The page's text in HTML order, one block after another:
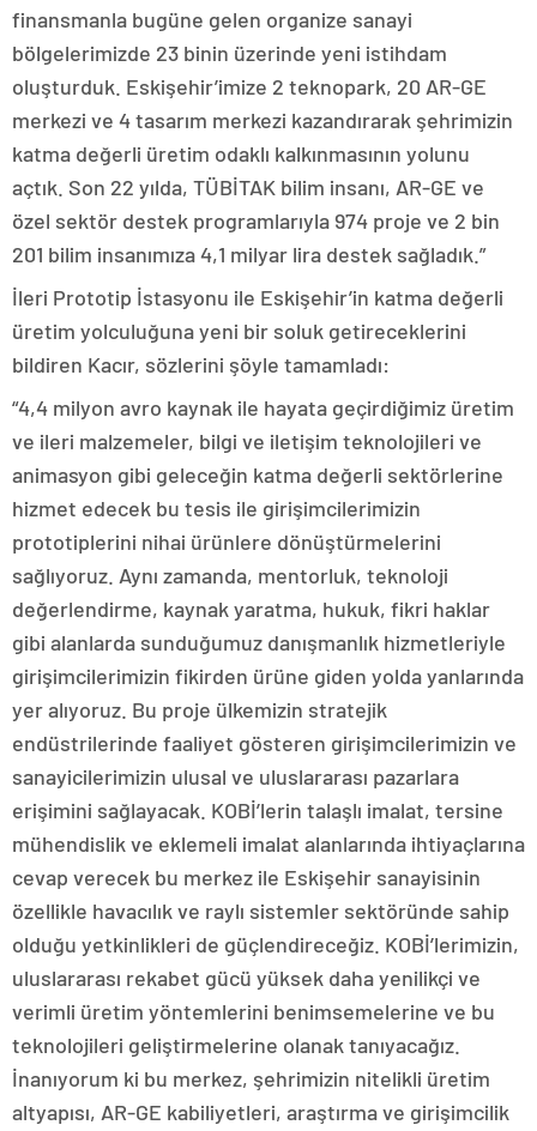
finansmanla bugüne gelen organize sanayi
bölgelerimizde 23 binin üzerinde yeni istihdam
oluşturduk. Eskişehir’imize 2 teknopark, 20 AR-GE
merkezi ve 4 tasarım merkezi kazandırarak şehrimizin
katma değerli üretim odaklı kalkınmasının yolunu
açtık. Son 22 yılda, TÜBİTAK bilim insanı, AR-GE ve
özel sektör destek programlarıyla 974 proje ve 2 bin
201 bilim insanımıza 4,1 milyar lira destek sağladık.”
İleri Prototip İstasyonu ile Eskişehir’in katma değerli
üretim yolculuğuna yeni bir soluk getireceklerini
bildiren Kacır, sözlerini şöyle tamamladı:
“4,4 milyon avro kaynak ile hayata geçirdiğimiz üretim
ve ileri malzemeler, bilgi ve iletişim teknolojileri ve
animasyon gibi geleceğin katma değerli sektörlerine
hizmet edecek bu tesis ile girişimcilerimizin
prototiplerini nihai ürünlere dönüştürmelerini
sağlıyoruz. Aynı zamanda, mentorluk, teknoloji
değerlendirme, kaynak yaratma, hukuk, fikri haklar
gibi alanlarda sunduğumuz danışmanlık hizmetleriyle
girişimcilerimizin fikirden ürüne giden yolda yanlarında
yer alıyoruz. Bu proje ülkemizin stratejik
endüstrilerinde faaliyet gösteren girişimcilerimizin ve
sanayicilerimizin ulusal ve uluslararası pazarlara
erişimini sağlayacak. KOBİ’lerin talaşlı imalat, tersine
mühendislik ve eklemeli imalat alanlarında ihtiyaçlarına
cevap verecek bu merkez ile Eskişehir sanayisinin
özellikle havacılık ve raylı sistemler sektöründe sahip
olduğu yetkinlikleri de güçlendireceğiz. KOBİ’lerimizin,
uluslararası rekabet gücü yüksek daha yenilikçi ve
verimli üretim yöntemlerini benimsemelerine ve bu
teknolojileri geliştirmelerine olanak tanıyacağız.
İnanıyorum ki bu merkez, şehrimizin nitelikli üretim
altyapısı, AR-GE kabiliyetleri, araştırma ve girişimcilik